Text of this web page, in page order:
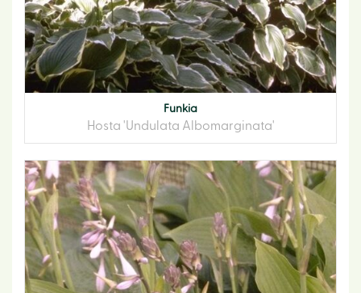
Funkia
Hosta 'Undulata Albomarginata'